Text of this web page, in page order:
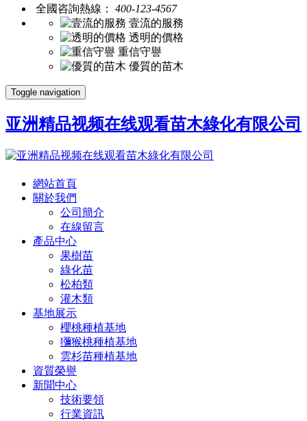
全國咨詢熱線： 400-123-4567
壹流的服務
透明的價格
重信守譽
優質的苗木
Toggle navigation
亚洲精品视频在线观看苗木綠化有限公司
網站首頁
關於我們
公司簡介
在線留言
產品中心
果樹苗
綠化苗
松柏類
灌木類
基地展示
櫻桃種植基地
獼猴桃種植基地
雲杉苗種植基地
資質榮譽
新聞中心
技術要領
行業資訊